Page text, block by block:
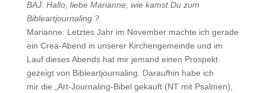
BAJ: Hallo, liebe Marianne, wie kamst Du zum
Bibleartjournaling ?
Marianne: Letztes Jahr im November machte ich gerade
ein Crea-Abend in unserer Kirchengemeinde und im
Lauf dieses Abends hat mir jemand einen Prospekt
gezeigt von Bibleartjournaling. Daraufhin habe ich
mir die „Art-Journaling-Bibel gekauft (NT mit Psalmen),